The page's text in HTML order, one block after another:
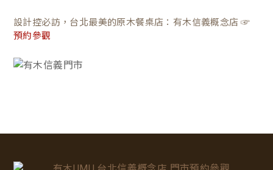
設計控必訪，台北最美的原木餐桌店：有木信義概念店 ☞
預約參觀